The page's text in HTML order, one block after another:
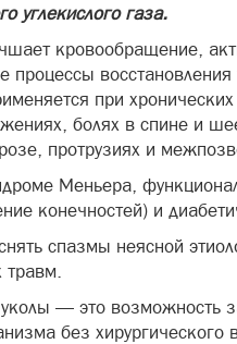
углекислого газа.
кровообращение,
процессы восстановления
при
болях в спине и
протрузиях и
Меньера,
конечностей) и
спазмы неясной
— это возможность
без хирургического